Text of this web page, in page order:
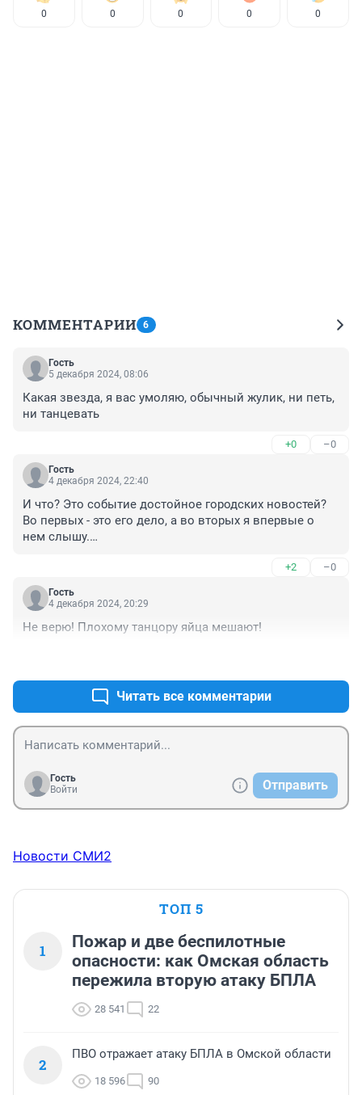
0 0 0 0 0
КОММЕНТАРИИ 6
Гость
5 декабря 2024, 08:06
Какая звезда, я вас умоляю, обычный жулик, ни петь,
ни танцевать
+0 –0
Гость
4 декабря 2024, 22:40
И что? Это событие достойное городских новостей?
Во первых - это его дело, а во вторых я впервые о
нем слышу.
+2 –0
Гость
4 декабря 2024, 20:29
Не верю! Плохому танцору яйца мешают!
Читать все комментарии
Гость
Войти
Отправить
Новости СМИ2
ТОП 5
1
Пожар и две беспилотные
опасности: как Омская область
пережила вторую атаку БПЛА
28 541 22
2
ПВО отражает атаку БПЛА в Омской области
18 596 90